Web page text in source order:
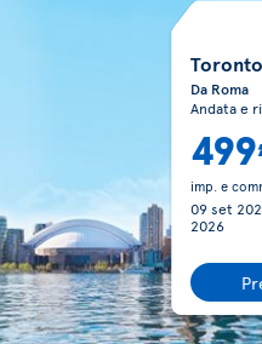
Toronto
Da Roma
Andata e
imp. e
09 set
2026